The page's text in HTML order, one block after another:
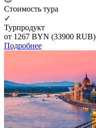
Cтоимость тура
✓
Турпродукт
от 1267 BYN (33900 RUB)
Подробнее